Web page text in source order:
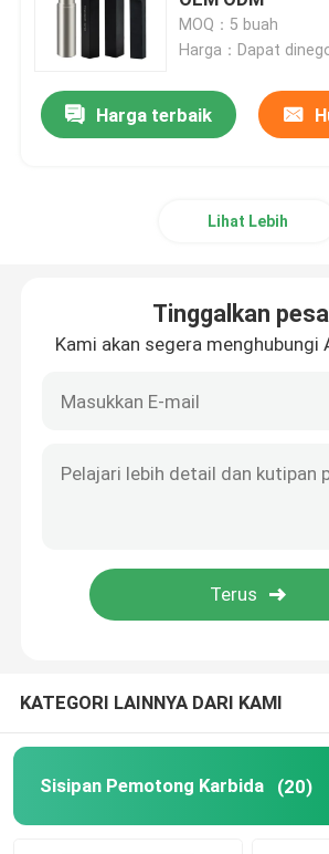
Sisipan Alur Karbida
Komponen Cetakan Pukulan
Sisipan Penggilingan Karbida
Sisipan Threading Karbida
Potong Sisipan
Alat Pengeboran Karbida
Pemegang Alat CNC
MOQ：5 buah
Harga：Dapat
Harga terbaik
Lihat Lebih
Tinggalkan
Kami akan segera menghubungi
KATEGORI LAINNYA DARI KAMI
Sisipan Pemotong Karbida (20)